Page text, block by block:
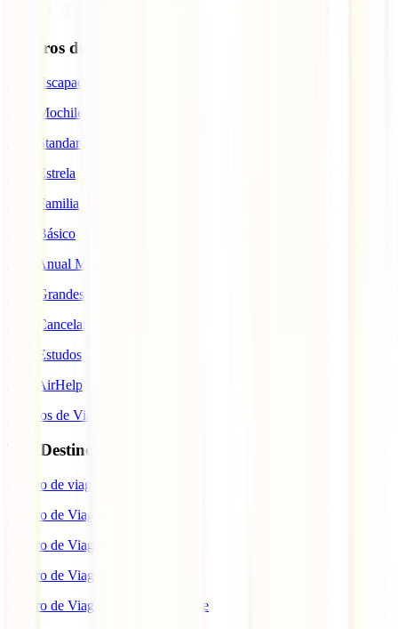
Seguros de Viagem
IATI Escapadinhas
IATI Mochileiro
IATI Standard
IATI Estrela
IATI Familia
IATI Básico
IATI Anual Multiviagem
IATI Grandes Viajantes
IATI Cancelamento Premium
IATI Estudos
IATI AirHelp
Seguros de Viagem
Top Destinos
Seguro de viagem para o Japão
Seguro de Viagem para os EUA
Seguro de Viagem para o Brasil
Seguro de Viagem para Tailândia
Seguro de Viagem para Cabo Verde